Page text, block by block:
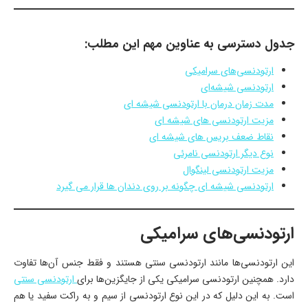
جدول دسترسی به عناوین مهم این مطلب:
ارتودنسی‌های سرامیکی
ارتودنسی شیشه‌ای
مدت زمان درمان با ارتودنسی شیشه ‌ای
مزیت ارتودنسی های شیشه ای
نقاط ضعف بریس های شیشه ای
نوع دیگر ارتودنسی نامرئی
مزیت ارتودنسی لینگوال
ارتودنسی شیشه ای چگونه بر روی دندان ها قرار می گیرد
ارتودنسی‌های سرامیکی
این ارتودنسی‌ها مانند ارتودنسی سنتی هستند و فقط جنس آن‌ها تفاوت
دارد. همچنین ارتودنسی سرامیکی یکی از جایگزین‌ها برایارتودنسی سنتی
است. به این دلیل که در این نوع ارتودنسی از سیم و به راکت سفید یا هم